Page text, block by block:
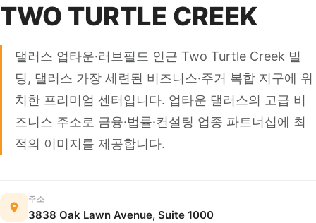
TWO TURTLE CREEK
댈러스 업타운·러브필드 인근 Two Turtle Creek 빌
딩, 댈러스 가장 세련된 비즈니스·주거 복합 지구에 위
치한 프리미엄 센터입니다. 업타운 댈러스의 고급 비
즈니스 주소로 금융·법률·컨설팅 업종 파트너십에 최
적의 이미지를 제공합니다.
주소
3838 Oak Lawn Avenue, Suite 1000